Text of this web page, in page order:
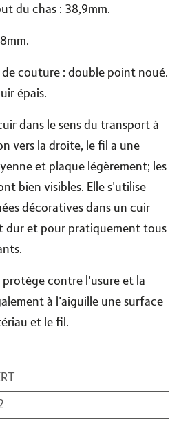
du chas : 38,9mm.
couture : double point noué.
épais.
dans le sens du transport à
vers la droite, le fil a une
et plaque légèrement; les
bien visibles. Elle s'utilise
décoratives dans un cuir
dur et pour pratiquement tous
contre l'usure et la
à l'aiguille une surface
et le fil.